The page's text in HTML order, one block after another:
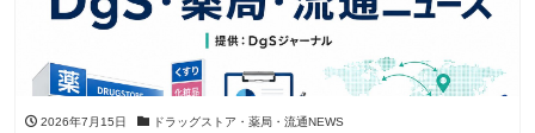
2026年7月15日 ドラッグストア・薬局・流通NEWS